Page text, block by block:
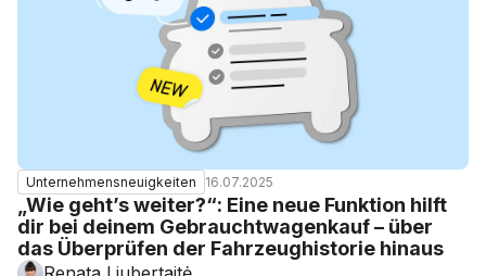
Unternehmensneuigkeiten 16.07.2025
„Wie geht’s weiter?“: Eine neue Funktion hilft
dir bei deinem Gebrauchtwagenkauf – über
das Überprüfen der Fahrzeughistorie hinaus